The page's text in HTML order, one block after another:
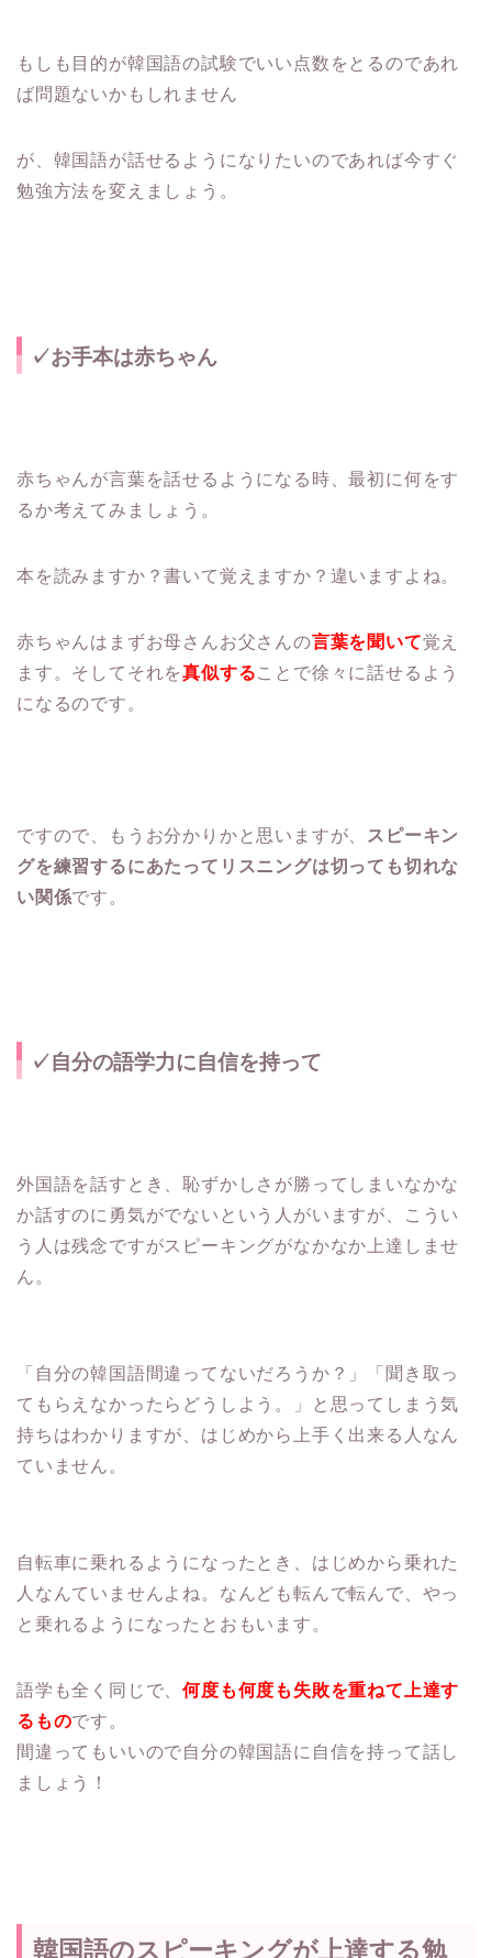
もしも目的が韓国語の試験でいい点数をとるのであれ
ば問題ないかもしれません
が、韓国語が話せるようになりたいのであれば今すぐ
勉強方法を変えましょう。
✓お手本は赤ちゃん
赤ちゃんが言葉を話せるようになる時、最初に何をす
るか考えてみましょう。
本を読みますか？書いて覚えますか？違いますよね。
赤ちゃんはまずお母さんお父さんの言葉を聞いて覚え
ます。そしてそれを真似することで徐々に話せるよう
になるのです。
ですので、もうお分かりかと思いますが、
スピーキン
グを練習するにあたってリスニングは切っても切れな
い関係です。
✓自分の語学力に自信を持って
外国語を話すとき、恥ずかしさが勝ってしまいなかな
か話すのに勇気がでないという人がいますが、こうい
う人は残念ですがスピーキングがなかなか上達しませ
ん。
「自分の韓国語間違ってないだろうか？」「聞き取っ
てもらえなかったらどうしよう。」と思ってしまう気
持ちはわかりますが、はじめから上手く出来る人なん
ていません。
自転車に乗れるようになったとき、はじめから乗れた
人なんていませんよね。なんども転んで転んで、やっ
と乗れるようになったとおもいます。
語学も全く同じで、何度も何度も失敗を重ねて上達す
るものです。
間違ってもいいので自分の韓国語に自信を持って話し
ましょう！
韓国語のスピーキングが上達する勉